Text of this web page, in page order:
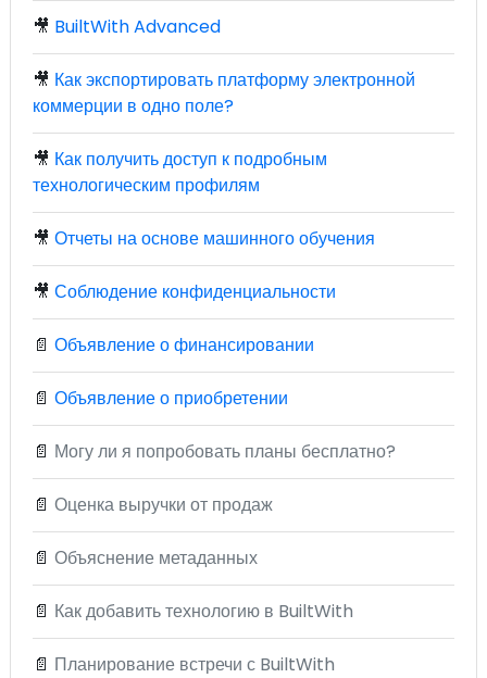
🎥 BuiltWith Advanced
🎥 Как экспортировать платформу электронной
коммерции в одно поле?
🎥 Как получить доступ к подробным
технологическим профилям
🎥 Отчеты на основе машинного обучения
🎥 Соблюдение конфиденциальности
📄 Объявление о финансировании
📄 Объявление о приобретении
📄 Могу ли я попробовать планы бесплатно?
📄 Оценка выручки от продаж
📄 Объяснение метаданных
📄 Как добавить технологию в BuiltWith
📄 Планирование встречи с BuiltWith